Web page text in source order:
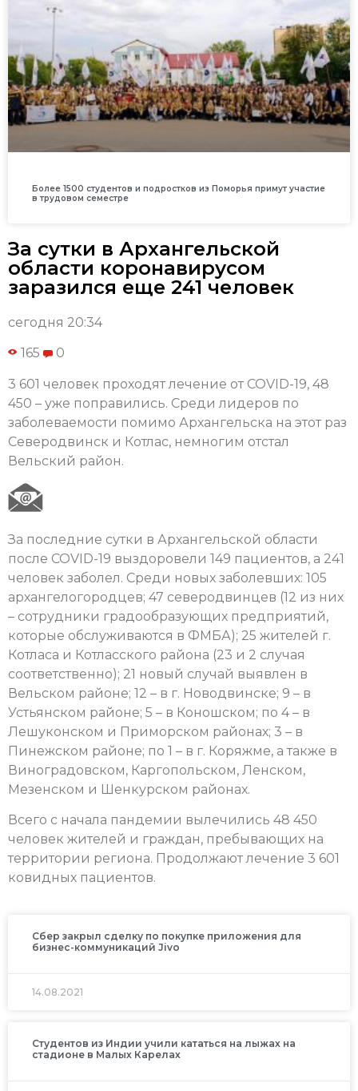
Более 1500 студентов и подростков из Поморья примут участие
в трудовом семестре
За сутки в Архангельской
области коронавирусом
заразился еще 241 человек
сегодня 20:34
165 0
3 601 человек проходят лечение от COVID-19, 48
450 – уже поправились. Среди лидеров по
заболеваемости помимо Архангельска на этот раз
Северодвинск и Котлас, немногим отстал
Вельский район.
За последние сутки в Архангельской области
после COVID-19 выздоровели 149 пациентов, а 241
человек заболел. Среди новых заболевших: 105
архангелогородцев; 47 северодвинцев (12 из них
– сотрудники градообразующих предприятий,
которые обслуживаются в ФМБА); 25 жителей г.
Котласа и Котласского района (23 и 2 случая
соответственно); 21 новый случай выявлен в
Вельском районе; 12 – в г. Новодвинске; 9 – в
Устьянском районе; 5 – в Коношском; по 4 – в
Лешуконском и Приморском районах; 3 – в
Пинежском районе; по 1 – в г. Коряжме, а также в
Виноградовском, Каргопольском, Ленском,
Мезенском и Шенкурском районах.
Всего с начала пандемии вылечились 48 450
человек жителей и граждан, пребывающих на
территории региона. Продолжают лечение 3 601
ковидных пациентов.
Сбер закрыл сделку по покупке приложения для
бизнес-коммуникаций Jivo
14.08.2021
Студентов из Индии учили кататься на лыжах на
стадионе в Малых Карелах